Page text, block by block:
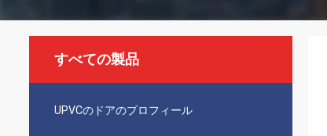
すべての製品
UPVCのドアのプロフィール